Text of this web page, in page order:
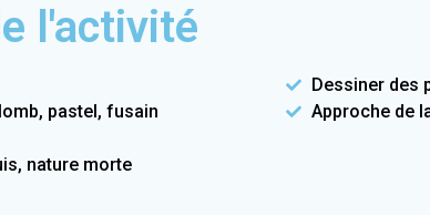
l'activité
pastel, fusain
nature morte
Dessiner des
Approche de